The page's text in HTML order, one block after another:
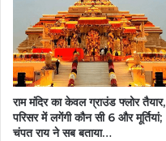
राम मंदिर का केवल ग्राउंड फ्लोर तैयार,
परिसर में लगेंगी कौन सी 6 और मूर्तियां;
चंपत राय ने सब बताया…